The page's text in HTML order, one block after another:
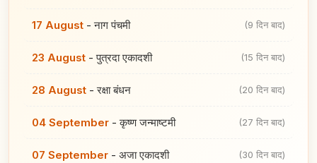
17 August -नाग पंचमी (9 दिन बाद)
23 August -पुत्रदा एकादशी (15 दिन बाद)
28 August -रक्षा बंधन (20 दिन बाद)
04 September -कृष्ण जन्माष्टमी (27 दिन बाद)
07 September - अजा एकादशी (30 दिन बाद)